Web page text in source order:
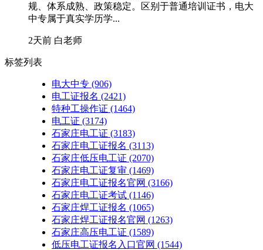
规、体系成熟、政策稳定。区别于普通培训证书，电大
中专属于真实学历学...
2天前 白老师
标签列表
电大中专 (906)
电工证报名 (2421)
特种工操作证 (1464)
电工证 (3174)
石家庄电工证 (3183)
石家庄电工证报名 (3113)
石家庄低压电工证 (2070)
石家庄电工证复审 (1469)
石家庄电工证报名官网 (3166)
石家庄电工证考试 (1146)
石家庄焊工证报名 (1065)
石家庄焊工证报名官网 (1263)
石家庄高压电工证 (1589)
低压电工证报名入口官网 (1544)